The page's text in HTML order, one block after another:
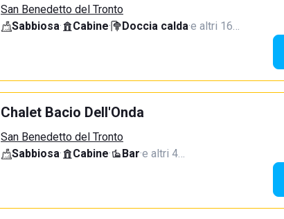
San Benedetto del Tronto
Sabbiosa· Cabine· Doccia calda·e altri 16…
Chalet Bacio Dell'Onda
San Benedetto del Tronto
Sabbiosa· Cabine· Bar·e altri 4…